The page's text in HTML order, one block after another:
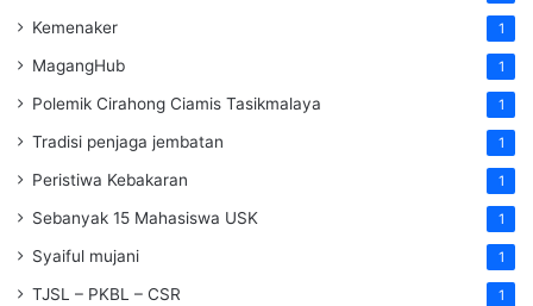
Kemenaker 1
MagangHub 1
Polemik Cirahong Ciamis Tasikmalaya 1
Tradisi penjaga jembatan 1
Peristiwa Kebakaran 1
Sebanyak 15 Mahasiswa USK 1
Syaiful mujani 1
TJSL – PKBL – CSR 1